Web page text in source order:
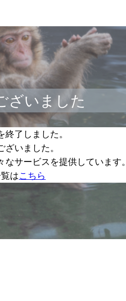
ざいました
了しました。
いました。
サービスを提供しています。
はこちら